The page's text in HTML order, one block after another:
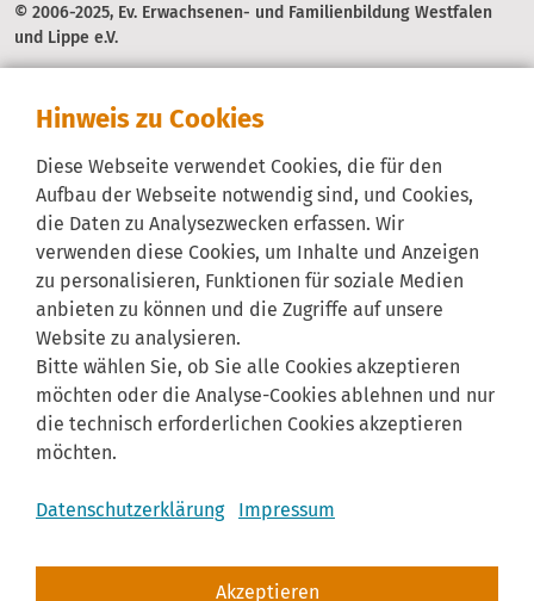
© 2006-2025, Ev. Erwachsenen- und Familienbildung Westfalen
und Lippe e.V.
Hinweis zu Cookies
Diese Webseite verwendet Cookies, die für den
Aufbau der Webseite notwendig sind, und Cookies,
die Daten zu Analysezwecken erfassen. Wir
verwenden diese Cookies, um Inhalte und Anzeigen
zu personalisieren, Funktionen für soziale Medien
anbieten zu können und die Zugriffe auf unsere
Website zu analysieren.
Bitte wählen Sie, ob Sie alle Cookies akzeptieren
möchten oder die Analyse-Cookies ablehnen und nur
die technisch erforderlichen Cookies akzeptieren
möchten.
Datenschutzerklärung Impressum
Akzeptieren